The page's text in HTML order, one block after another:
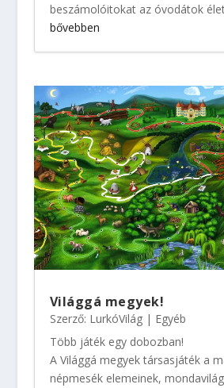
beszámolóitokat az óvodátok
bővebben
Világgá megyek!
Szerző: LurkóVilág| Egyéb
Több játék egy dobozban!
A Világgá megyek társasjáték a
népmesék elemeinek,